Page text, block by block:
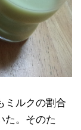
ミルクの割合
た。そのた